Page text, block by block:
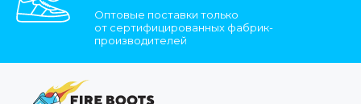
Оптовые поставки только
от сертифицированных фабрик-
производителей